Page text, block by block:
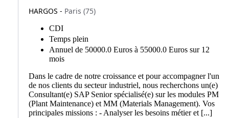
HARGOS - Paris (75)
CDI
Temps plein
Annuel de 50000.0 Euros à 55000.0 Euros sur 12
mois
Dans le cadre de notre croissance et pour accompagner l'un
de nos clients du secteur industriel, nous recherchons un(e)
Consultant(e) SAP Senior spécialisé(e) sur les modules PM
(Plant Maintenance) et MM (Materials Management). Vos
principales missions : - Analyser les besoins métier et [...]